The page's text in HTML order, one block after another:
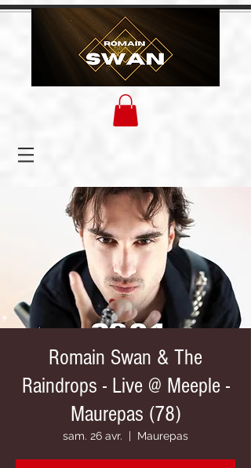
Romain Swan & The
Raindrops - Live @ Meeple -
Maurepas (78)
sam. 26 avr.
  |
Maurepas